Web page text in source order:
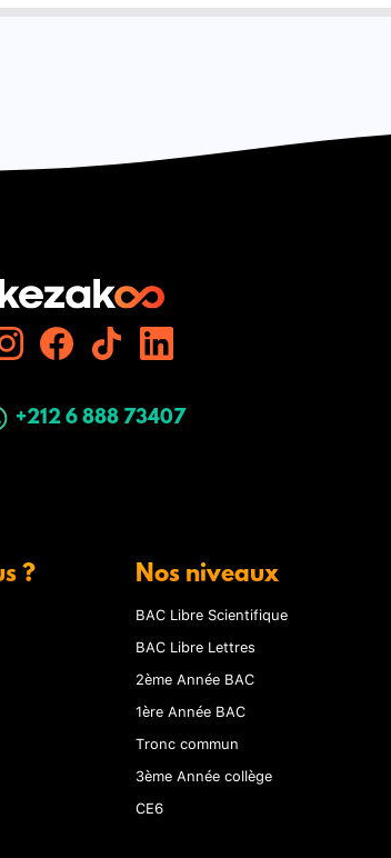
+212 6 888 73407
? Nos niveaux
BAC Libre Scientifique
BAC Libre Lettres
2ème Année BAC
1ère Année BAC
Tronc commun
3ème Année collège
CE6